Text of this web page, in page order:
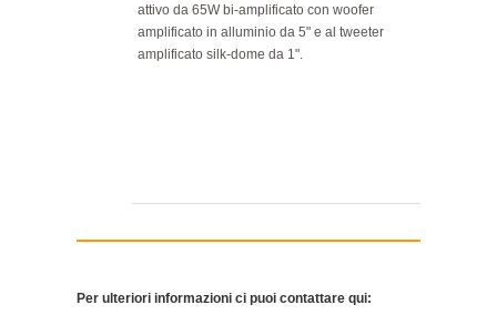
attivo da 65W bi-amplificato con woofer
amplificato in alluminio da 5" e al tweeter
amplificato silk-dome da 1".
Per ulteriori informazioni ci puoi contattare qui: